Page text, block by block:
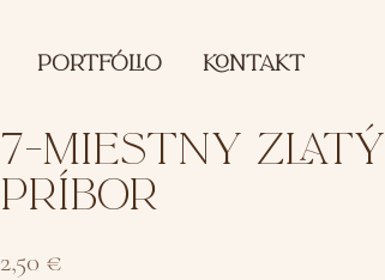
PORTFÓLIO koNTAKT
7-MIESTNY ZLATÝ
PRÍBOR
2,50 €